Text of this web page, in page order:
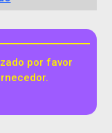
por favor